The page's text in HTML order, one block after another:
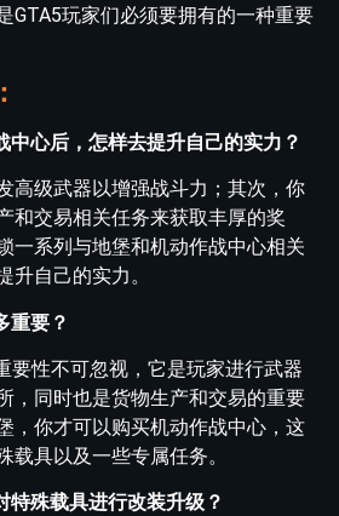
GTA5玩家们必须要拥有的一种重要
中心后，怎样去提升自己的实力？
高级武器以增强战斗力；其次，你
和交易相关任务来获取丰厚的奖
一系列与地堡和机动作战中心相关
升自己的实力。
重要？
要性不可忽视，它是玩家进行武器
，同时也是货物生产和交易的重要
，你才可以购买机动作战中心，这
载具以及一些专属任务。
特殊载具进行改装升级？